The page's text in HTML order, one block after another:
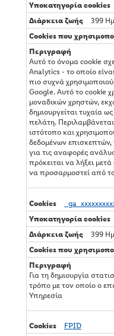
399
Αυτό το όνομα cookie
Analytics - το οποίο
πιο συχνά
Google. Αυτό το cookie
μοναδικών χρηστών,
δημιουργείται τυχαία
πελάτη.
ιστότοπο και
δεδομένων
για τις αναφορές
πρόκειται να λήξει
να προσαρμοστεί από
399
Για τη δημιουργία
τρόπο με τον οποίο ο
Υπηρεσία
FPID